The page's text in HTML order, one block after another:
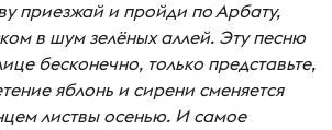
приезжай и пройди по Арбату,
в шум зелёных аллей. Эту песню
бесконечно, только представьте,
яблонь и сирени сменяется
листвы осенью. И самое